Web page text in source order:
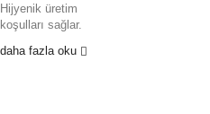
Hijyenik üretim
koşulları sağlar.
daha fazla oku